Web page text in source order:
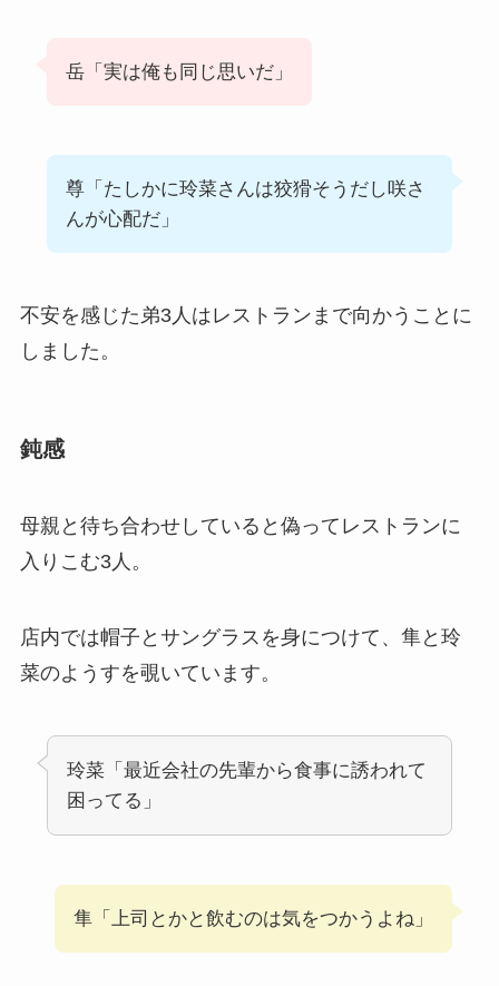
岳「実は俺も同じ思いだ」
尊「たしかに玲菜さんは狡猾そうだし咲さ
んが心配だ」
不安を感じた弟3人はレストランまで向かうことに
しました。
鈍感
母親と待ち合わせしていると偽ってレストランに
入りこむ3人。
店内では帽子とサングラスを身につけて、隼と玲
菜のようすを覗いています。
玲菜「最近会社の先輩から食事に誘われて
困ってる」
隼「上司とかと飲むのは気をつかうよね」